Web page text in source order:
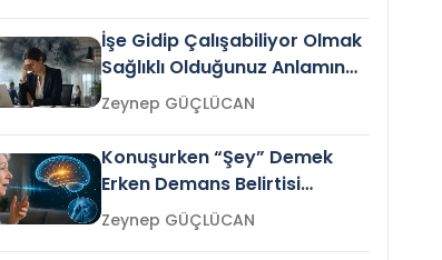
İşe Gidip Çalışabiliyor Olmak
Sağlıklı Olduğunuz Anlamına
Gelir mi?Zeynep GÜÇLÜCAN
Konuşurken “Şey” Demek
Erken Demans Belirtisi
Olabilir mi?Zeynep GÜÇLÜCAN